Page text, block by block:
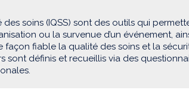
soins (IQSS) sont des outils qui
ou la survenue d’un événement,
façon fiable la qualité des soins et la
sont définis et recueillis via des